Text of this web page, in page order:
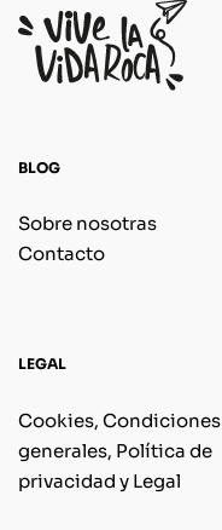
BLOG
Sobre nosotras
Contacto
LEGAL
Cookies, Condiciones
generales, Política de
privacidad y Legal